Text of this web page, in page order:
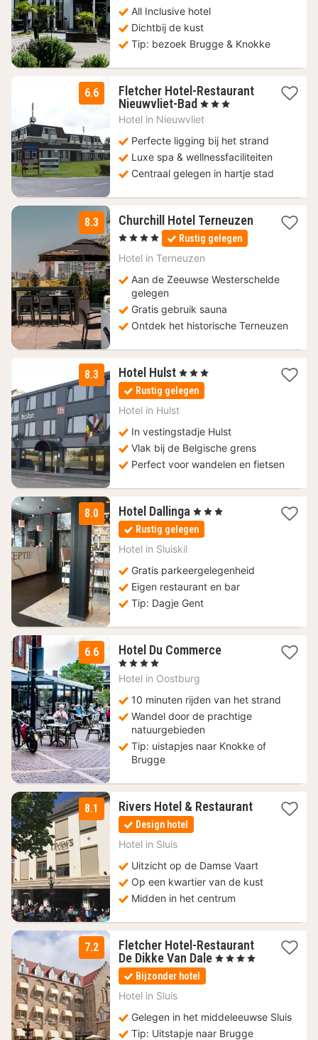
All Inclusive hotel
Dichtbij de kust
Tip: bezoek Brugge & Knokke
6.6
Fletcher Hotel-Restaurant
Nieuwvliet-Bad 1
nacht
79
€
, 3 Sterren
Hotel in Nieuwvliet
Perfecte ligging bij het strand
Luxe spa & wellnessfaciliteiten
Centraal gelegen in hartje stad
8.3
Churchill Hotel Terneuzen
1
nacht
vanaf
€
, 4 Sterren Rustig gelegen
Hotel in Terneuzen
Aan de Zeeuwse Westerschelde
gelegen
Gratis gebruik sauna
Ontdek het historische Terneuzen
8.3 Hotel Hulst 3
nachten
vanaf
112,33
, 3 Sterren
Rustig gelegen
Hotel in Hulst
In vestingstadje Hulst
Vlak bij de Belgische grens
Perfect voor wandelen en fietsen
8.0 Hotel Dallinga 1
nacht
vanaf
, 3 Sterren
Rustig gelegen
Hotel in Sluiskil
Gratis parkeergelegenheid
Eigen restaurant en bar
Tip: Dagje Gent
6.6 Hotel Du Commerce1
€
, 4 Sterren
Hotel in Oostburg
10 minuten rijden van het strand
Wandel door de prachtige
natuurgebieden
Tip: uistapjes naar Knokke of
Brugge
8.1 Rivers Hotel & Restaurant1
Design hotel
Hotel in Sluis
Uitzicht op de Damse Vaart
Op een kwartier van de kust
Midden in het centrum
7.2
Fletcher Hotel-Restaurant
De Dikke Van Dale 1
, 4 Sterren
Bijzonder hotel
Hotel in Sluis
Gelegen in het middeleeuwse Sluis
Tip: Uitstapje naar Brugge